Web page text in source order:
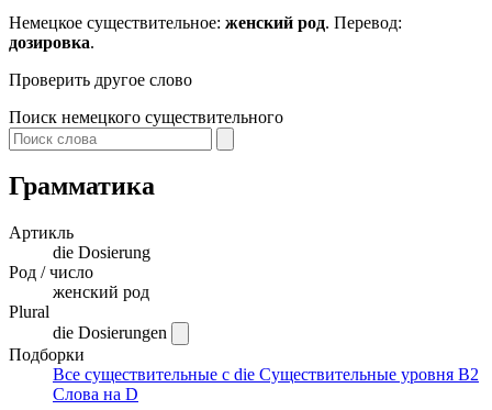
Немецкое существительное: женский род. Перевод:
дозировка.
Проверить другое слово
Поиск немецкого существительного
Грамматика
Артикль
die Dosierung
Род / число
женский род
Plural
die Dosierungen
Подборки
Все существительные с die Существительные уровня B2
Слова на D